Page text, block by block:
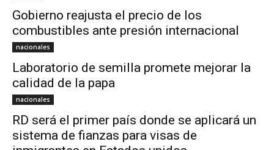
Gobierno reajusta el precio de los
combustibles ante presión internacional
nacionales
Laboratorio de semilla promete mejorar la
calidad de la papa
nacionales
RD será el primer país donde se aplicará un
sistema de fianzas para visas de